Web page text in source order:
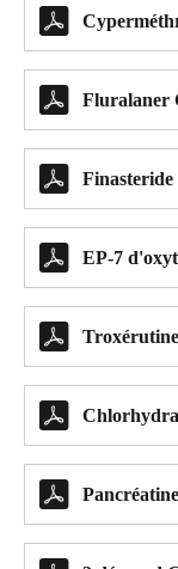

 Fluralaner

 EP-7


